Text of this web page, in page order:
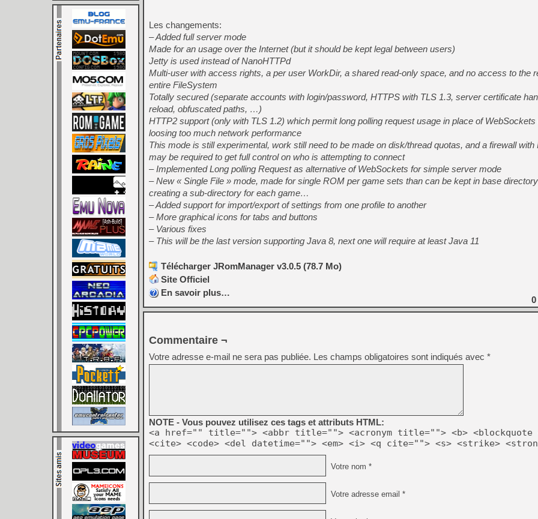
[GK] Oubliez Crazy Taxi,
[LS] [Switch] NSZ 5.0.0
[GK] No More Room in
[GK] Un chatbot Atelier
[GK] Mémoire cash -
[GK] Nvidia : le prix des
[GK] Suikoden Star Leap :
[Mo5] La mini borne
[GK] Pourquoi Marvel
[GK] Test : Restory : Chill
Les changements:
– Added full server mode
Made for an usage over the Internet (but it should be kept legal between users)
Jetty is used instead of NanoHTTPd
Multi-user with access rights, a per user WorkDir, a shared read-only space, and no access to the
entire FileSystem
Totally secured (separate accounts with login/password, HTTPS with TLS 1.3, server certificate
reload, obfuscated paths, …)
HTTP2 support (only with TLS 1.2) which permit long polling request usage in place of WebSockets
loosing too much network performance
This mode is still experimental, work still need to be made on disk/thread quotas, and a firewall with
may be required to get full control on who is attempting to connect
– Implemented Long polling Request as alternative of WebSockets for simple server mode
– New « Single File » mode, made for single ROM per game sets than can be kept in base
creating a sub-directory for each game…
– Added support for import/export of settings from one profile to another
– More graphical icons for tabs and buttons
– Various fixes
– This will be the last version supporting Java 8, next one will require at least Java 11
Télécharger JRomManager v3.0.5 (78.7 Mo)
Site Officiel
En savoir plus…
0
Commentaire ¬
Votre adresse e-mail ne sera pas publiée. Les champs obligatoires sont indiqués avec *
NOTE - Vous pouvez utilisez ces tags et attributs HTML:
<a href="" title=""> <abbr title=""> <acronym title=""> <b> <blockquote
<cite> <code> <del datetime=""> <em> <i> <q cite=""> <s> <strike>
Votre nom *
Votre adresse email *